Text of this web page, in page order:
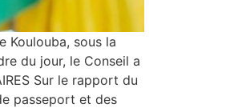
Koulouba, sous la
du jour, le Conseil a
Sur le rapport du
passeport et des